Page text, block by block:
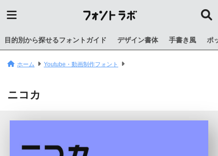
目的別から探せるフォントガイド デザイン書体 手書き風 ポ
ホーム Youtube・動画制作フォント
ニコカ